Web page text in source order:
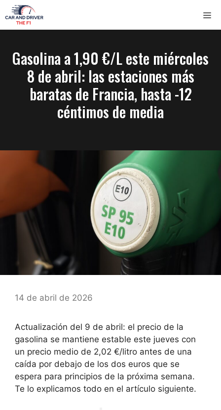
Saltar
al
contenido
Gasolina a 1,90 €/L este miércoles
8 de abril: las estaciones más
baratas de Francia, hasta -12
céntimos de media
14 de abril de 2026
Actualización del 9 de abril: el precio de la
gasolina se mantiene estable este jueves con
un precio medio de 2,02 €/litro antes de una
caída por debajo de los dos euros que se
espera para principios de la próxima semana.
Te lo explicamos todo en el artículo siguiente.